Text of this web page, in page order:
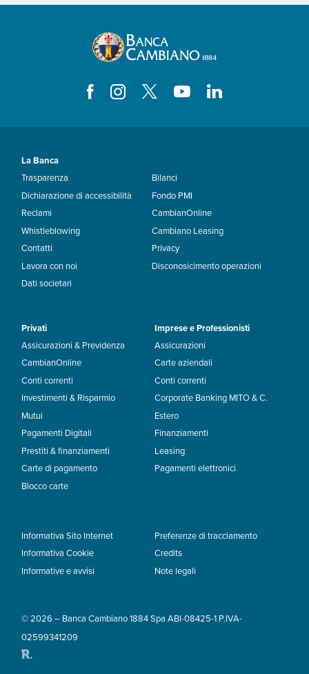
La Banca
Trasparenza
Dichiarazione di accessibilità
Reclami
Whistleblowing
Contatti
Lavora con noi
Dati societari
Bilanci
Fondo PMI
CambianOnline
Cambiano Leasing
Privacy
Disconosicimento operazioni
Privati
Assicurazioni & Previdenza
CambianOnline
Conti correnti
Investimenti & Risparmio
Mutui
Pagamenti Digitali
Prestiti & finanziamenti
Carte di pagamento
Blocco carte
Imprese e Professionisti
Assicurazioni
Carte aziendali
Conti correnti
Corporate Banking MITO & C.
Estero
Finanziamenti
Leasing
Pagamenti elettronici
Informativa Sito Internet
Informativa Cookie
Informative e avvisi
Preferenze di tracciamento
Credits
Note legali
© 2026 – Banca Cambiano 1884 Spa ABI-08425-1 P.IVA-
02599341209